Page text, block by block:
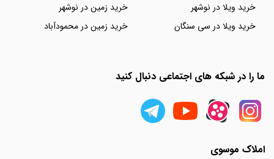
خرید ویلا در نوشهر
خرید ویلا در سی سنگان
خرید زمین در نوشهر
خرید زمین در محمودآباد
ما را در شبکه های اجتماعی دنبال کنید
املاک موسوی